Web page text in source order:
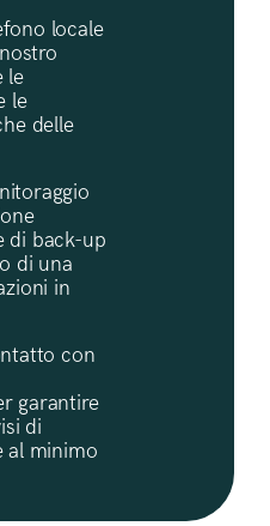
locale
le
le
delle
di back-up
di una
in
con
garantire
di
al minimo